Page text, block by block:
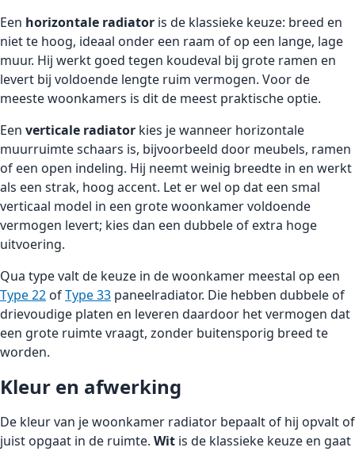
Een horizontale radiator is de klassieke keuze: breed en
niet te hoog, ideaal onder een raam of op een lange, lage
muur. Hij werkt goed tegen koudeval bij grote ramen en
levert bij voldoende lengte ruim vermogen. Voor de
meeste woonkamers is dit de meest praktische optie.
Een verticale radiator kies je wanneer horizontale
muurruimte schaars is, bijvoorbeeld door meubels, ramen
of een open indeling. Hij neemt weinig breedte in en werkt
als een strak, hoog accent. Let er wel op dat een smal
verticaal model in een grote woonkamer voldoende
vermogen levert; kies dan een dubbele of extra hoge
uitvoering.
Qua type valt de keuze in de woonkamer meestal op een
Type 22 ofType 33 paneelradiator. Die hebben dubbele of
drievoudige platen en leveren daardoor het vermogen dat
een grote ruimte vraagt, zonder buitensporig breed te
worden.
Kleur en afwerking
De kleur van je woonkamer radiator bepaalt of hij opvalt of
juist opgaat in de ruimte. Wit is de klassieke keuze en gaat